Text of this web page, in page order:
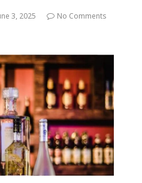
3, 2025
No Comments